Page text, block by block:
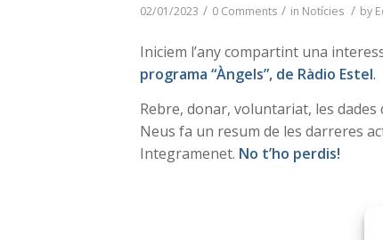
02/01/2023 / 0 Comments / in Notícies / by
Iniciem l’any compartint una
programa “Àngels”, de Ràdio Estel.
Rebre, donar, voluntariat, les dades
Neus fa un resum de les darreres
Integramenet. No t’ho perdis!